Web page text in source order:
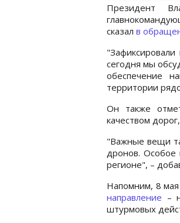
Президент
сказал в
сегодня мы
обеспечение
территории
Он также
качеством
"Важные вещи
дронов. Особое
регионе", –
Напомним, 8
направление –
штурмовых